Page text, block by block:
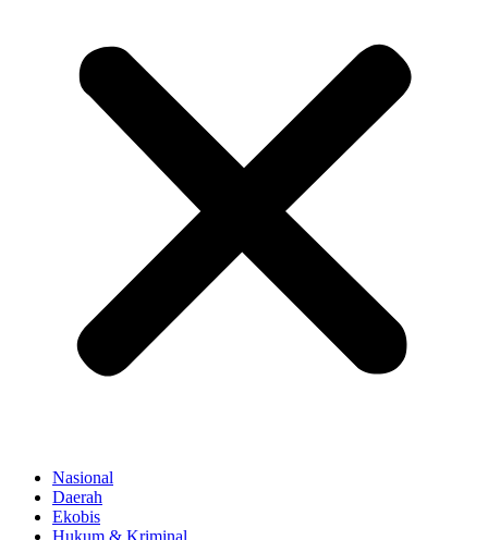
Nasional
Daerah
Ekobis
Hukum & Kriminal